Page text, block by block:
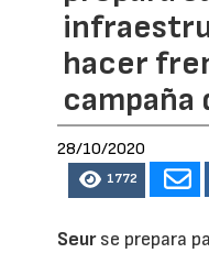
hacer
campaña
28/10/2020
1772
Seurse prepara